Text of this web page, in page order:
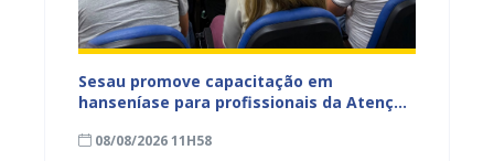
Sesau promove capacitação em
hanseníase para profissionais da Atenção
08/08/2026 11H58